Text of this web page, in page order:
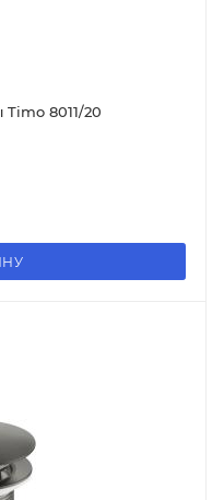
8011/20